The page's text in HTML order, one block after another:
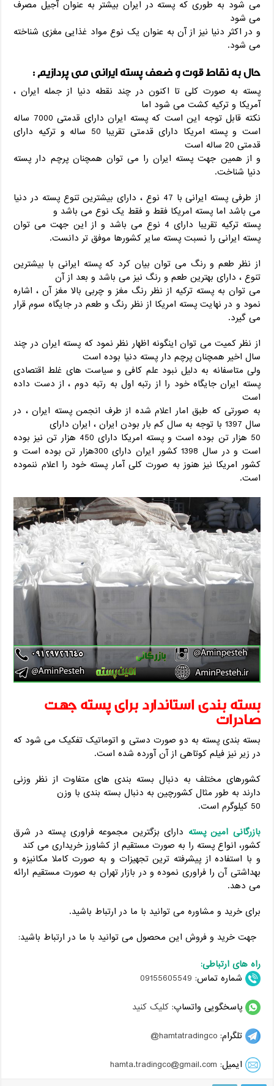
می شود به طوری که پسته در ایران بیشتر به عنوان آجیل مصرف
می شود
و در اکثر دنیا نیز از آن به عنوان یک نوع مواد غذایی مغزی شناخته
می شود.
حال به نقاط قوت و ضعف پسته ایرانی می پردازیم :
پسته به صورت کلی تا اکنون در چند نقطه دنیا از جمله ایران ،
آمریکا و ترکیه کشت می شود اما
نکته قابل توجه این است که پسته ایران دارای قدمتی 7000 ساله
است و پسته امریکا دارای قدمتی تقریبا 50 ساله و ترکیه دارای
قدمتی 20 ساله است
و از همین جهت پسته ایران را می توان همچنان پرچم دار پسته
دنیا شناخت.
از طرفی پسته ایرانی با 47 نوع ، دارای بیشترین تنوع پسته در دنیا
می باشد اما پسته امریکا فقط و فقط یک نوع می باشد و
پسته ترکیه تقریبا دارای 4 نوع می باشد و از این جهت می توان
پسته ایرانی را نسبت پسته سایر کشورها موفق تر دانست.
از نظر طعم و رنگ می توان بیان کرد که پسته ایرانی با بیشترین
تنوع ، دارای بهترین طعم و رنگ نیز می باشد و بعد از آن
می توان به پسته ترکیه از نظر رنگ مغز و چربی بالا مغز آن ، اشاره
نمود و در نهایت پسته امریکا از نظر رنگ و طعم در جایگاه سوم قرار
می گیرد.
از نظر کمیت می توان اینگونه اظهار نظر نمود که پسته ایران در چند
سال اخیر همچنان پرچم دار پسته دنیا بوده است
ولی متاسفانه به دلیل نبود علم کافی و سیاست های غلط اقتصادی
پسته ایران جایگاه خود را از رتبه اول به رتبه دوم ، از دست داده
است
به صورتی که طبق امار اعلام شده از طرف انجمن پسته ایران ، در
سال 1397 با توجه به سال کم بار بودن ایران ، ایران دارای
50 هزار تن بوده است و پسته امریکا دارای 450 هزار تن نیز بوده
است و در سال 1398 کشور ایران دارای 300هزار تن بوده است و
کشور امریکا نیز هنوز به صورت کلی آمار پسته خود را اعلام ننموده
است.
بسته بندی استاندارد برای پسته جهت
صادرات
بسته بندی پسته به دو صورت دستی و اتوماتیک تفکیک می شود که
در زیر نیز فیلم کوتاهی از آن آورده شده است.
کشورهای مختلف به دنبال بسته بندی های متفاوت از نظر وزنی
دارند به طور مثال کشورچین به دنبال بسته بندی با وزن
50 کیلوگرم است.
بازرگانی امین پسته دارای بزگترین مجموعه فراوری پسته در شرق
کشور، انواع پسته را به صورت مستقیم از کشاورز خریداری می کند
و با استفاده از پیشرفته ترین تجهیزات و به صورت کاملا مکانیزه و
بهداشتی آن را فراوری نموده و در بازار تهران به صورت مستقیم ارائه
می دهد.
برای خرید و مشاوره می توانید با ما در ارتباط باشید.
جهت خرید و فروش این محصول می توانید با ما در ارتباط باشید:
راه های ارتباطی:
شماره تماس: 09155605549
پاسخگویی واتساپ:کلیک کنید
تلگرام:hamtatradingco@
ایمیل: hamta.tradingco@gmail.com